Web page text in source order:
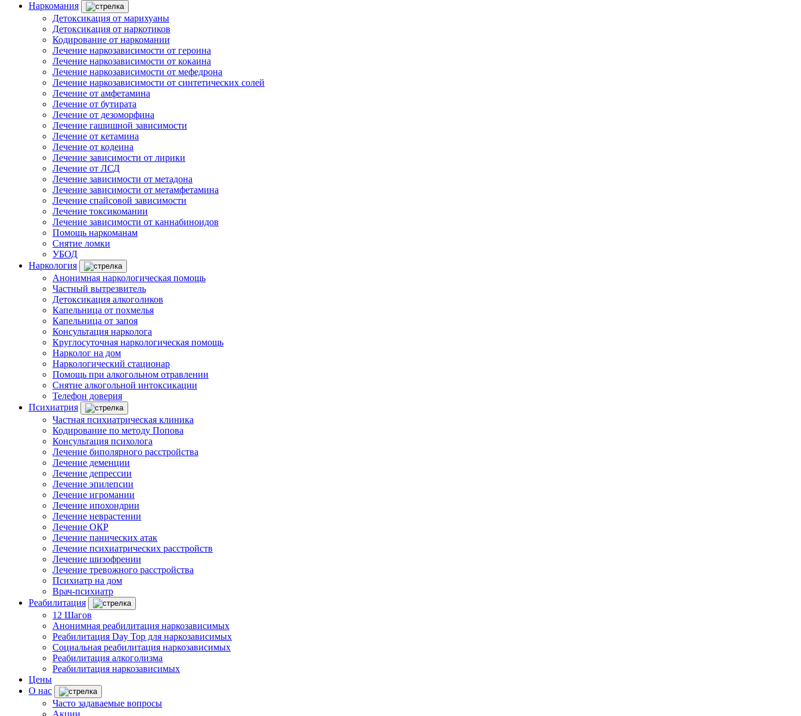
Наркомания
Детоксикация от марихуаны
Детоксикация от наркотиков
Кодирование от наркомании
Лечение наркозависимости от героина
Лечение наркозависимости от кокаина
Лечение наркозависимости от мефедрона
Лечение наркозависимости от синтетических солей
Лечение от амфетамина
Лечение от бутирата
Лечение от дезоморфина
Лечение гашишной зависимости
Лечение от кетамина
Лечение от кодеина
Лечение зависимости от лирики
Лечение от ЛСД
Лечение зависимости от метадона
Лечение зависимости от метамфетамина
Лечение спайсовой зависимости
Лечение токсикомании
Лечение зависимости от каннабиноидов
Помощь наркоманам
Снятие ломки
УБОД
Наркология
Анонимная наркологическая помощь
Частный вытрезвитель
Детоксикация алкоголиков
Капельница от похмелья
Капельница от запоя
Консультация нарколога
Круглосуточная наркологическая помощь
Нарколог на дом
Наркологический стационар
Помощь при алкогольном отравлении
Снятие алкогольной интоксикации
Телефон доверия
Психиатрия
Частная психиатрическая клиника
Кодирование по методу Попова
Консультация психолога
Лечение биполярного расстройства
Лечение деменции
Лечение депрессии
Лечение эпилепсии
Лечение игромании
Лечение ипохондрии
Лечение неврастении
Лечение ОКР
Лечение панических атак
Лечение психиатрических расстройств
Лечение шизофрении
Лечение тревожного расстройства
Психиатр на дом
Врач-психиатр
Реабилитация
12 Шагов
Анонимная реабилитация наркозависимых
Реабилитация Day Top для наркозависимых
Социальная реабилитация наркозависимых
Реабилитация алкоголизма
Реабилитация наркозависимых
Цены
О нас
Часто задаваемые вопросы
Акции